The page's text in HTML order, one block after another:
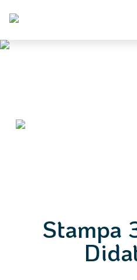
Stampa